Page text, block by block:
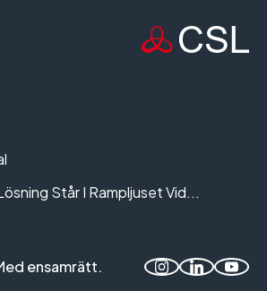
Står I Rampljuset Vid...
ensamrätt.